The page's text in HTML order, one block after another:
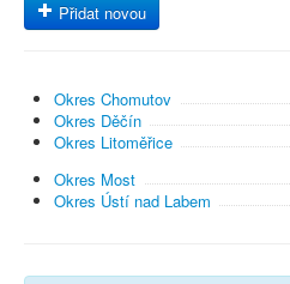
Přidat novou
Okres Chomutov
Okres Děčín
Okres Litoměřice
Okres Most
Okres Ústí nad Labem